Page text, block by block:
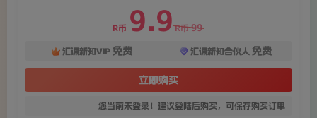
R币 9.9 R币 99
汇课新知VIP 免费 汇课新知合伙人 免费
立即购买
您当前未登录！建议登陆后购买，可保存购买订单